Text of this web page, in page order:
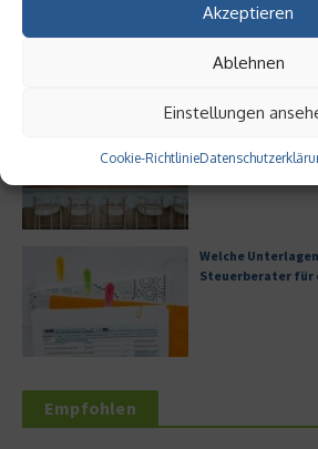
Akzeptieren
Ablehnen
Einstellungen
Cookie-Richtlinie
Digitale
Welche
Steuerberater für
Empfohlen